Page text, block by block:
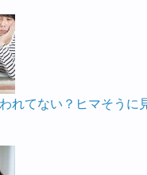
れてない？ヒマそうに